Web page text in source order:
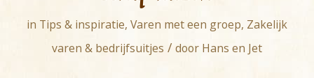
in Tips & inspiratie, Varen met een groep, Zakelijk
varen & bedrijfsuitjes / door Hans en Jet